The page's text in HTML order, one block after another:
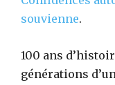
souvienne.
100 ans
générations